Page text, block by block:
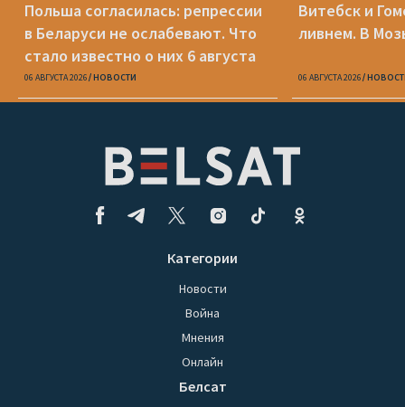
Польша согласилась: репрессии
в Беларуси не ослабевают. Что
стало известно о них 6 августа
06 АВГУСТА 2026 НОВОСТИ
Витебск и
ливнем. В
06 АВГУСТА 2026
Категории
Новости
Война
Мнения
Онлайн
Белсат